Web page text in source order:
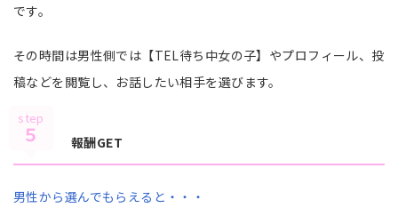
です。
その時間は男性側では【TEL待ち中女の子】やプロフィール、投
稿などを閲覧し、お話したい相手を選びます。
step
５ 報酬GET
男性から選んでもらえると・・・